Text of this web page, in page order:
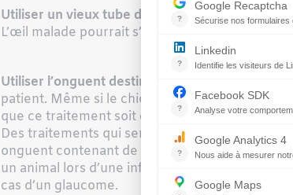
Utiliser un vieux tube d’onguent ouvert.Après
L’œil malade pourrait s’infecter, ce qui
Utiliser l’onguent destiné à un autre animal
.
patient. Même si le chien ou le chat d’un de
que ce traitement soit contre-indiqué pour
Des traitements qui semblent en apparence
onguent contenant de la cortisone est à
un animal lors d’une inflammation de l’œil
cas d’un glaucome.